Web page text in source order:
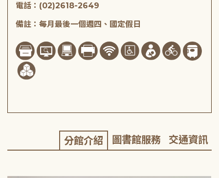
電話：(02)2618-2649
備註：每月最後一個週四、國定假日
分館介紹 圖書館服務 交通資訊